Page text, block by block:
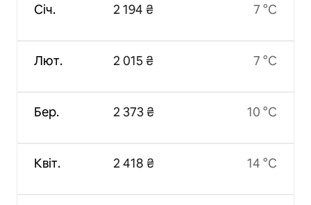
Січ.
Лют.
Бер.
Квіт.
2 194 ₴
2 015 ₴
2 373 ₴
2 418 ₴
7 °C
7 °C
10 °C
14 °C